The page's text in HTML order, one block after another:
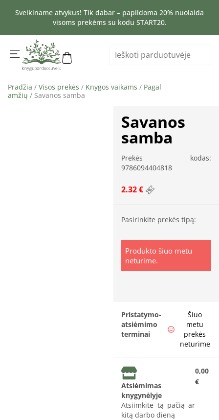
Sveikiname atvykus! Tik dabar – papildoma 20% nuolaida
visoms prekėms su kodu START20.
Pradžia / Visos prekės / Knygos vaikams / Pagal
amžių / Savanos samba
Savanos
samba
Prekės kodas:
9786094404818
2.32 €
Pasirinkite prekės tipą:
Produkto šiuo metu
neturime.
Pristatymo-
atsiėmimo
terminai
Šiuo
metu
prekės
neturime
Atsiėmimas
knygynėlyje
Atsiimkite tą pačią ar
kitą darbo dieną
0,00
€